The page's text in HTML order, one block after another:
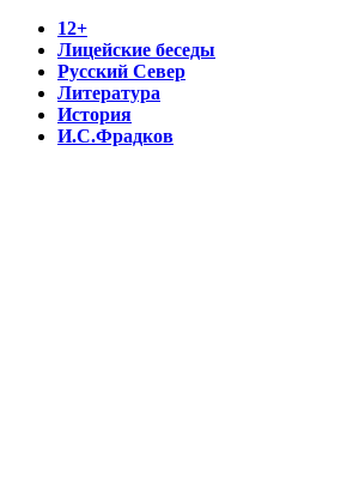
12+
Лицейские беседы
Русский Север
Литература
История
И.С.Фрадков